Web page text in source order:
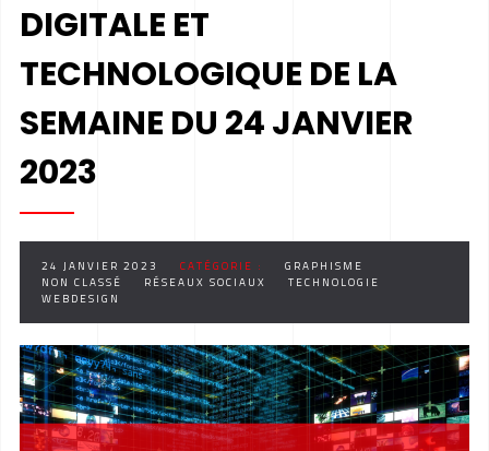
DIGITALE ET
TECHNOLOGIQUE DE LA
SEMAINE DU 24 JANVIER
2023
24 JANVIER 2023 CATÉGORIE :
GRAPHISME
NON CLASSÉ
RÉSEAUX SOCIAUX
TECHNOLOGIE
WEBDESIGN